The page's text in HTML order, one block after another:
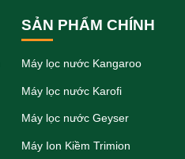
SẢN PHẨM CHÍNH
Máy lọc nước Kangaroo
Máy lọc nước Karofi
Máy lọc nước Geyser
Máy Ion Kiềm Trimion